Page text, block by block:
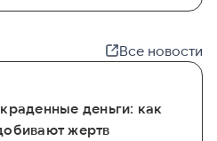
Все новости
деньги: как
жертв